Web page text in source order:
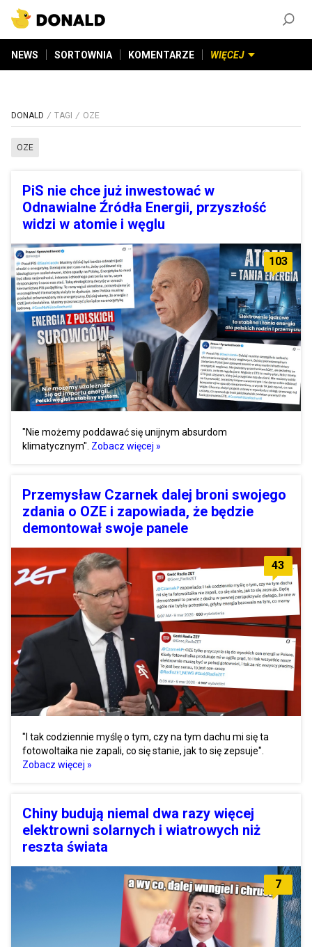
NEWS SORTOWNIA KOMENTARZE WIĘCEJ
DONALD TAGI OZE
OZE
PiS nie chce już inwestować w
Odnawialne Źródła Energii, przyszłość
widzi w atomie i węglu
103
"Nie możemy poddawać się unijnym absurdom
klimatycznym". Zobacz więcej »
Przemysław Czarnek dalej broni swojego
zdania o OZE i zapowiada, że będzie
demontował swoje panele
43
"I tak codziennie myślę o tym, czy na tym dachu mi się ta
fotowoltaika nie zapali, co się stanie, jak to się zepsuje".
Zobacz więcej »
Chiny budują niemal dwa razy więcej
elektrowni solarnych i wiatrowych niż
reszta świata
7